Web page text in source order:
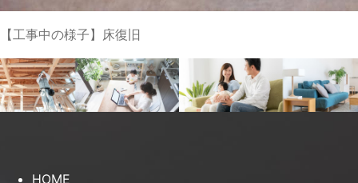
【工事中の様子】床復旧
HOME